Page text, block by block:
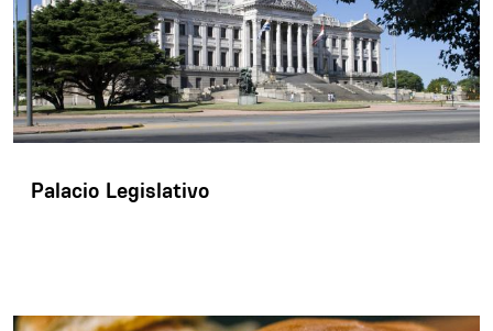
Palacio Legislativo